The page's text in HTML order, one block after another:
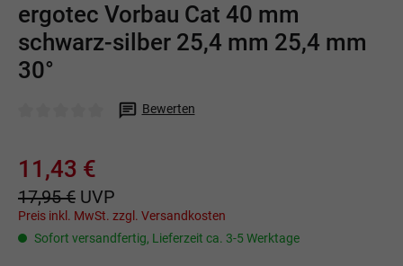
ergotec Vorbau Cat 40 mm
schwarz-silber 25,4 mm 25,4 mm
30°
Bewerten
11,43 €
17,95 € UVP
Preis inkl. MwSt. zzgl. Versandkosten
Sofort versandfertig, Lieferzeit ca. 3-5 Werktage